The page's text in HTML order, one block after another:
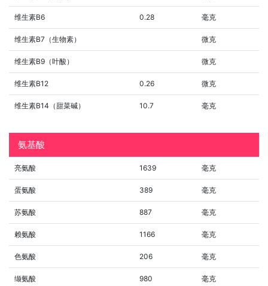
维生素B6 0.28 毫克
维生素B7（生物素） 微克
维生素B9（叶酸） 微克
维生素B12 0.26 微克
维生素B14（甜菜碱） 10.7 毫克
氨基酸
亮氨酸 1639 毫克
蛋氨酸 389 毫克
苏氨酸 887 毫克
赖氨酸 1166 毫克
色氨酸 206 毫克
缬氨酸 980 毫克